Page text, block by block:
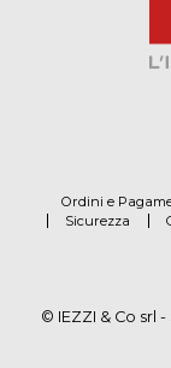
Ordini e
Sicurezza
© IEZZI & Co srl